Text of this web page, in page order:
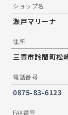
ショップ名
瀬戸マリーナ
住所
三豊市詫間町松
電話番号
0875-83-6123
FAX番号